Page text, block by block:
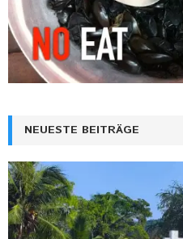
NEUESTE BEITRÄGE